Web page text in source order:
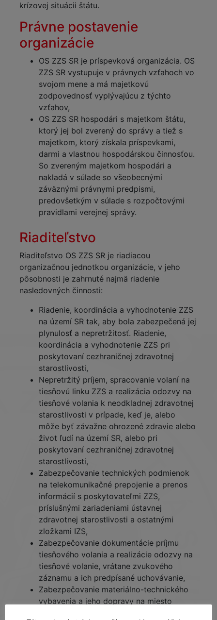
krízovej situácii štátu.
Právne postavenie
organizácie
OS ZZS SR je príspevková organizácia. OS
ZZS SR vystupuje v právnych vzťahoch vo
svojom mene a má majetkovú
zodpovednosť vyplývajúcu z týchto
vzťahov,
OS ZZS SR hospodári s majetkom štátu,
ktorý jej bol zverený do správy a tiež s
majetkom, ktorý získala príspevkami,
darmi a vlastnou hospodárskou činnosťou.
So zvereným majetkom hospodári a
nakladá v súlade so všeobecnými
záväznými právnymi predpismi,
predovšetkým v súlade s rozpočtovými
pravidlami verejnej správy.
Riaditeľstvo
Riaditeľstvo OS ZZS SR je riadiacou
organizačnou jednotkou organizácie, v jeho
pôsobnosti je zahrnuté najmä riadenie
nasledovných činnosti:
Riadenie, koordinácia a vyhodnotenie ZZS
na území SR tak, aby bola zabezpečená jej
plynulosť a nepretržitosť. Riadenie,
koordinácia a vyhodnotenie ZZS pri
poskytovaní cezhraničnej zdravotnej
starostlivosti,
Nepretržitý príjem, spracovanie volaní na
tiesňovú linku ZZS a realizácia odozvy na
tiesňové volania k neodkladnej zdravotnej
starostlivosti v prípade, keď je, alebo
môže byť závažne ohrozené zdravie alebo
život ľudí na území SR, alebo pri
poskytovaní cezhraničnej zdravotnej
starostlivosti,
Zabezpečovanie technických podmienok
na telekomunikačné prepojenie a prenos
informácií s poskytovateľmi ZZS,
príslušnými zariadeniami ústavnej
zdravotnej starostlivosti a ostatnými
zložkami IZS,
Zabezpečovanie dokumentácie príjmu
tiesňového volania a realizácie odozvy na
tiesňové volanie, vrátane zvukového
záznamu a ich predpísané uchovávanie,
Zabezpečovanie materiálno-technického
vybavenia a jeho dopravy na miesto